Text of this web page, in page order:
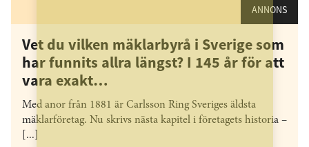
ANNONS
Vet du vilken mäklarbyrå i Sverige som
har funnits allra längst? I 145 år för att
vara exakt…
Med anor från 1881 är Carlsson Ring Sveriges äldsta
mäklarföretag. Nu skrivs nästa kapitel i företagets historia –
[...]